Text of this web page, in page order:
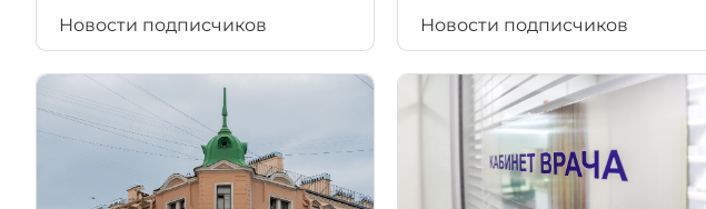
Новости подписчиков Новости подписчиков